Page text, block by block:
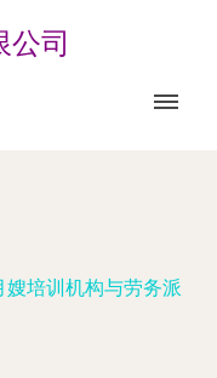
公司
嫂培训机构与劳务派